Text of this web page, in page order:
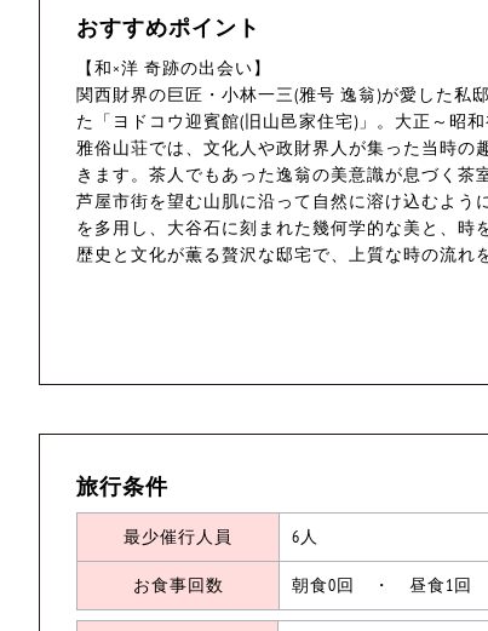
おすすめポイント
【和×洋 奇跡の出会い】
関西財界の巨匠・小林一三(雅号 逸翁)が愛した私
た「ヨドコウ迎賓館(旧山邑家住宅)」。大正～昭
雅俗山荘では、文化人や政財界人が集った当時
きます。茶人でもあった逸翁の美意識が息づく茶
芦屋市街を望む山肌に沿って自然に溶け込むよ
を多用し、大谷石に刻まれた幾何学的な美と、時
歴史と文化が薫る贅沢な邸宅で、上質な時の流れ
旅行条件
最少催行人員 6人
お食事回数 朝食0回 ・ 昼食1回